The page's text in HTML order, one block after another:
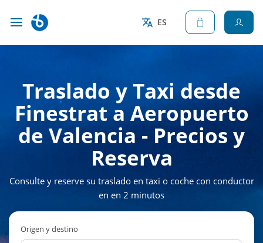
ES
Traslado y Taxi desde
Finestrat a Aeropuerto
de Valencia - Precios y
Reserva
Consulte y reserve su traslado en taxi o coche con conductor
en en 2 minutos
Origen y destino